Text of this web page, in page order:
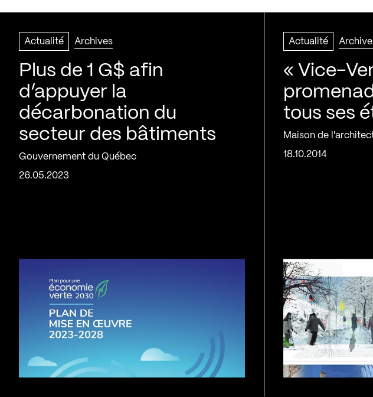
Actualité Archives
Plus de 1 G$ afin
d’appuyer la
décarbonation du
secteur des bâtiments
Gouvernement du Québec
26.05.2023
Actualité
« Vice-
tous ses
Maison de
18.10.2014